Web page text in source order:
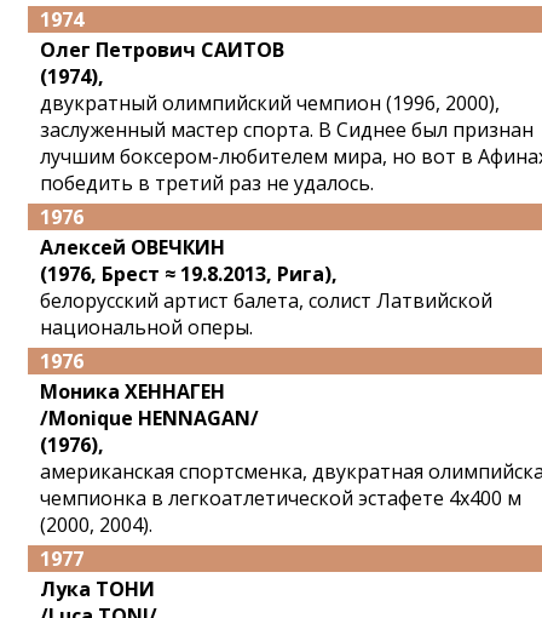
1974
Олег Петрович САИТОВ
(1974),
двукратный олимпийский чемпион (1996, 2000),
заслуженный мастер спорта. В Сиднее был признан
лучшим боксером-любителем мира, но вот в
победить в третий раз не удалось.
1976
Алексей ОВЕЧКИН
(1976, Брест ≈ 19.8.2013, Рига),
белорусский артист балета, солист Латвийской
национальной оперы.
1976
Моника ХЕННАГЕН
/Monique HENNAGAN/
(1976),
американская спортсменка, двукратная
чемпионка в легкоатлетической эстафете 4x400 м
(2000, 2004).
1977
Лука ТОНИ